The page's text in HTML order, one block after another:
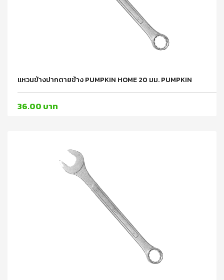
แหวนข้างปากตายข้าง PUMPKIN HOME 20 มม. PUMPKIN
36.00 บาท